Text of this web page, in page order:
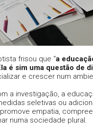
frisou que “a
é sim uma questão de
e crescer num
a investigação, a
seletivas ou
empatia,
numa sociedade plural.